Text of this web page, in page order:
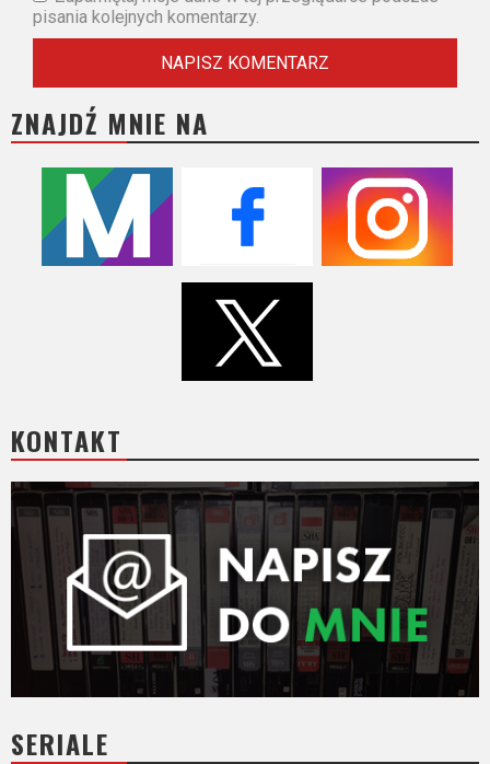
pisania kolejnych komentarzy.
ZNAJDŹ MNIE NA
KONTAKT
SERIALE